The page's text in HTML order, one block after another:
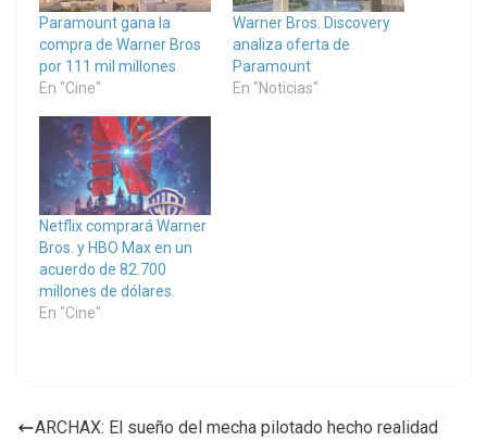
Paramount gana la
compra de Warner Bros
por 111 mil millones
En "Cine"
Warner Bros. Discovery
analiza oferta de
Paramount
En "Noticias"
Netflix comprará Warner
Bros. y HBO Max en un
acuerdo de 82.700
millones de dólares.
En "Cine"
ARCHAX: El sueño del mecha pilotado hecho realidad